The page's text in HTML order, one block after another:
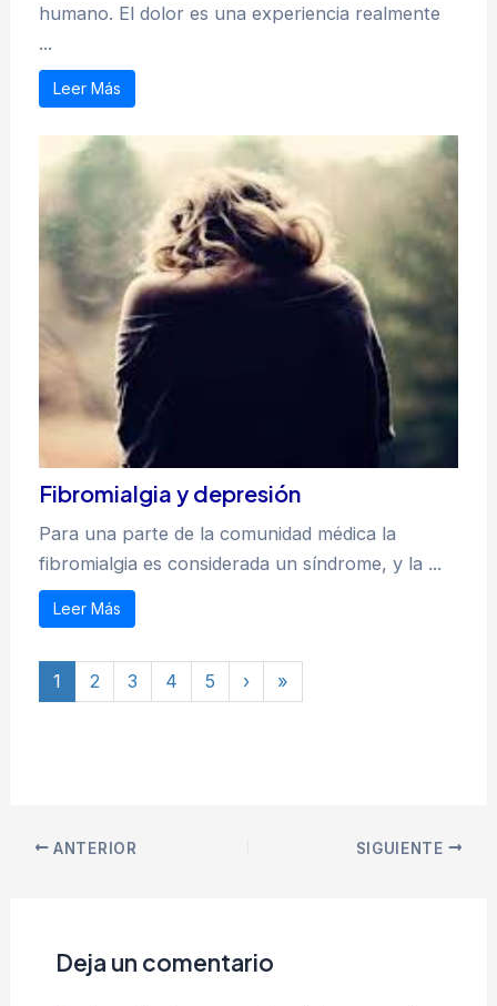
humano. El dolor es una experiencia realmente
...
Leer Más
Fibromialgia y depresión
Para una parte de la comunidad médica la
fibromialgia es considerada un síndrome, y la ...
Leer Más
1 2 3 4 5 › »
ANTERIOR SIGUIENTE
Deja un comentario